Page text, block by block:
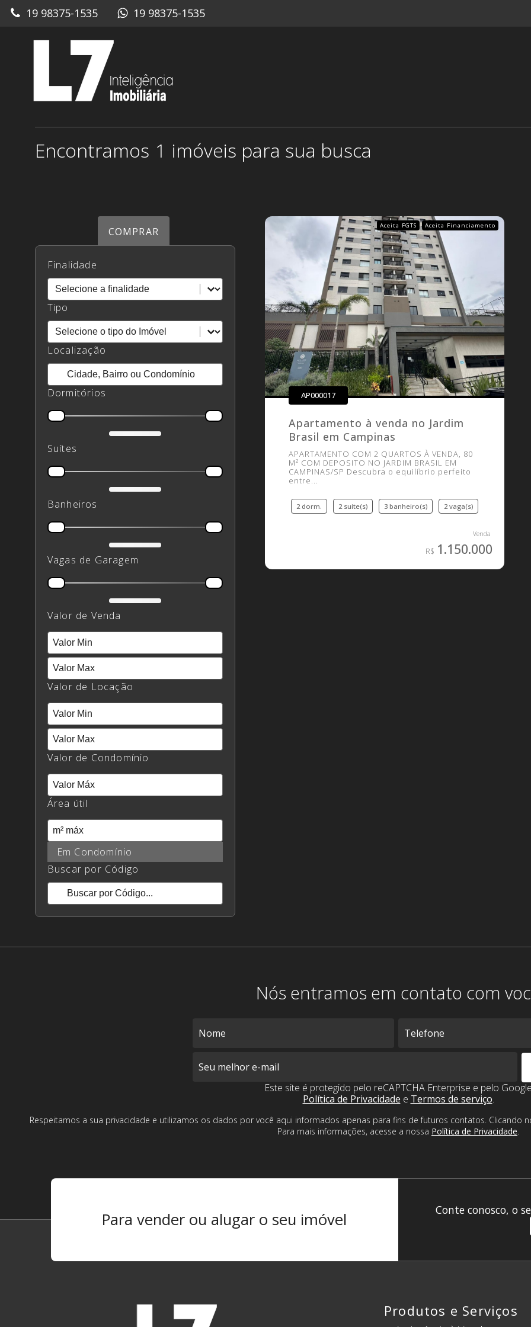
19 98375-1535 19 98375-1535
1
COMPRAR
Finalidade
Finalidade
Finalidade
Tipo
Tipo
Tipo
Localização
Localização
Localização
Dormitórios
Dormitórios
Suítes
Suítes
Banheiros
Banheiros
Vagas de Garagem
Vagas de Garagem
Valor de Venda
Valor de Venda
Min
Max
Valor de Locação
Valor de Locação
Min
Max
Valor de Condomínio
Valor de Condomínio
Valor Max
Área útil
Área útil
Área útil
Em Condomínio
Buscar por Código
Buscar por Código
Buscar por Código
Aceita FGTS Aceita Financiamento
AP000017
Apartamento à venda no Jardim
Brasil em Campinas
APARTAMENTO COM 2 QUARTOS À VENDA, 80
M² COM DEPOSITO NO JARDIM BRASIL EM
CAMPINAS/SP Descubra o equilíbrio perfeito
entre...
2 dorm. 2 suíte(s) 3 banheiro(s) 2 vaga(s)
1.150.000
Nós entramos em contato com
Este site é protegido pelo reCAPTCHA Enterprise e pelo
Política de Privacidade e Termos de serviço.
Respeitamos a sua privacidade e utilizamos os dados por você aqui informados apenas para fins de futuros contatos. Clicando
Para mais informações, acesse a nossa Política de Privacidade
Para vender ou alugar o seu imóvel Conte conosco, o
Produtos e Serviços